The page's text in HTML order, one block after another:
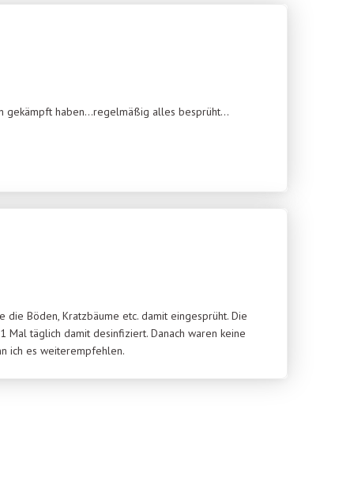
gekämpft haben…regelmäßig alles besprüht…
Böden, Kratzbäume etc. damit eingesprüht. Die
Mal täglich damit desinfiziert. Danach waren keine
ich es weiterempfehlen.